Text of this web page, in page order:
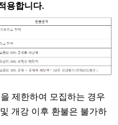
용합니다.
제한하여 모집하는 경우
개강 이후 환불은 불가하